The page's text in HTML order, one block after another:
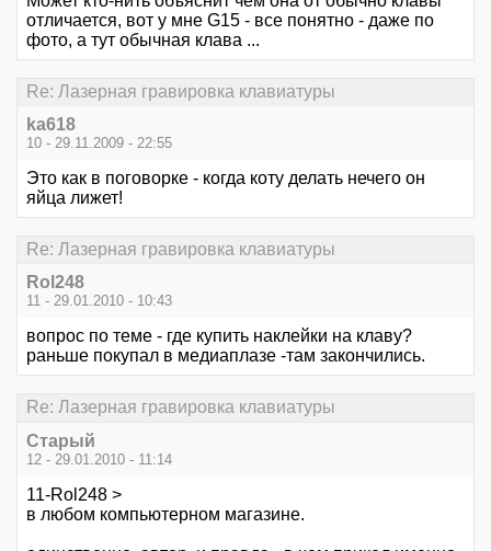
отличается, вот у мне G15 - все понятно - даже по
фото, а тут обычная клава ...
Re: Лазерная гравировка клавиатуры
ka618
10 - 29.11.2009 - 22:55
Это как в поговорке - когда коту делать нечего он
яйца лижет!
Re: Лазерная гравировка клавиатуры
Rol248
11 - 29.01.2010 - 10:43
вопрос по теме - где купить наклейки на клаву?
раньше покупал в медиаплазе -там закончились.
Re: Лазерная гравировка клавиатуры
Старый
12 - 29.01.2010 - 11:14
11-Rol248 >
в любом компьютерном магазине.